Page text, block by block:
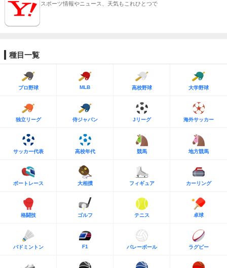
スポーツ情報やニュース、天気もこれひとつで
種目一覧
プロ野球 MLB 高校野球 大学野球
独立リーグ 侍ジャパン Jリーグ 海外サッカー
サッカー代表 高校年代 競馬 地方競馬
ボートレース 大相撲 フィギュア カーリング
格闘技 ゴルフ テニス 卓球
バドミントン F1 バレーボール ラグビー